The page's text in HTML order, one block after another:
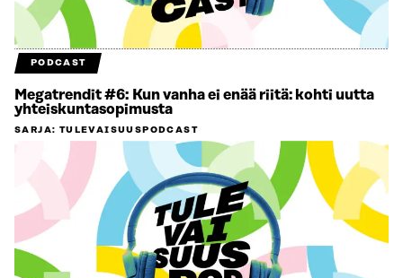
PODCAST
Megatrendit #6: Kun vanha ei enää riitä: kohti uutta
yhteiskuntasopimusta
SARJA: TULEVAISUUSPODCAST